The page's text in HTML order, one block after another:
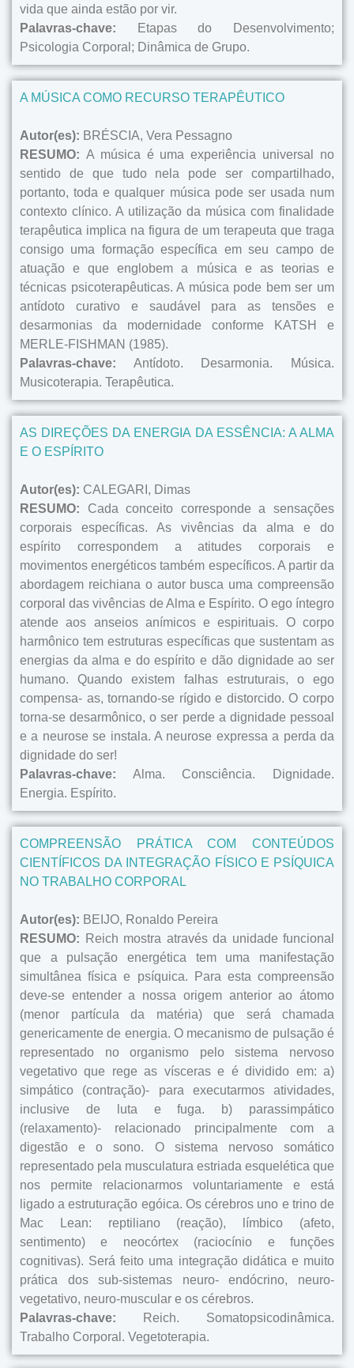
vida que ainda estão por vir.
Palavras-chave: Etapas do Desenvolvimento;
Psicologia Corporal; Dinâmica de Grupo.
A MÚSICA COMO RECURSO TERAPÊUTICO
Autor(es): BRÉSCIA, Vera Pessagno
RESUMO: A música é uma experiência universal no
sentido de que tudo nela pode ser compartilhado,
portanto, toda e qualquer música pode ser usada num
contexto clínico. A utilização da música com finalidade
terapêutica implica na figura de um terapeuta que traga
consigo uma formação específica em seu campo de
atuação e que englobem a música e as teorias e
técnicas psicoterapêuticas. A música pode bem ser um
antídoto curativo e saudável para as tensões e
desarmonias da modernidade conforme KATSH e
MERLE-FISHMAN (1985).
Palavras-chave: Antídoto. Desarmonia. Música.
Musicoterapia. Terapêutica.
AS DIREÇÕES DA ENERGIA DA ESSÊNCIA: A ALMA
E O ESPÍRITO
Autor(es): CALEGARI, Dimas
RESUMO: Cada conceito corresponde a sensações
corporais específicas. As vivências da alma e do
espírito correspondem a atitudes corporais e
movimentos energéticos também específicos. A partir da
abordagem reichiana o autor busca uma compreensão
corporal das vivências de Alma e Espírito. O ego íntegro
atende aos anseios anímicos e espirituais. O corpo
harmônico tem estruturas específicas que sustentam as
energias da alma e do espírito e dão dignidade ao ser
humano. Quando existem falhas estruturais, o ego
compensa- as, tornando-se rígido e distorcido. O corpo
torna-se desarmônico, o ser perde a dignidade pessoal
e a neurose se instala. A neurose expressa a perda da
dignidade do ser!
Palavras-chave: Alma. Consciência. Dignidade.
Energia. Espírito.
COMPREENSÃO PRÁTICA COM CONTEÚDOS
CIENTÍFICOS DA INTEGRAÇÃO FÍSICO E PSÍQUICA
NO TRABALHO CORPORAL
Autor(es): BEIJO, Ronaldo Pereira
RESUMO:
Reich mostra através da unidade funcional
que a pulsação energética tem uma manifestação
simultânea física e psíquica. Para esta compreensão
deve-se entender a nossa origem anterior ao átomo
(menor partícula da matéria) que será chamada
genericamente de energia. O mecanismo de pulsação é
representado no organismo pelo sistema nervoso
vegetativo que rege as vísceras e é dividido em: a)
simpático (contração)- para executarmos atividades,
inclusive de luta e fuga. b) parassimpático
(relaxamento)- relacionado principalmente com a
digestão e o sono. O sistema nervoso somático
representado pela musculatura estriada esquelética que
nos permite relacionarmos voluntariamente e está
ligado a estruturação egóica. Os cérebros uno e trino de
Mac Lean: reptiliano (reação), límbico (afeto,
sentimento) e neocórtex (raciocínio e funções
cognitivas). Será feito uma integração didática e muito
prática dos sub-sistemas neuro- endócrino, neuro-
vegetativo, neuro-muscular e os cérebros.
Palavras-chave: Reich. Somatopsicodinâmica.
Trabalho Corporal. Vegetoterapia.